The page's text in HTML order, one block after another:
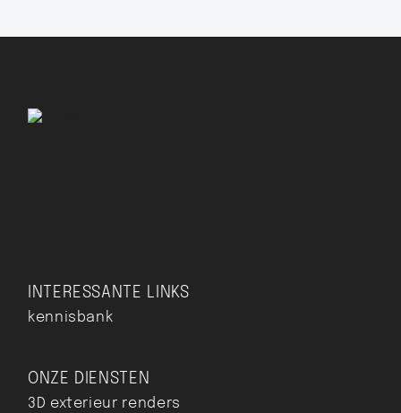
INTERESSANTE LINKS
kennisbank
ONZE DIENSTEN
3D exterieur renders